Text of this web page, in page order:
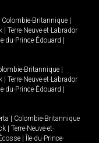
Colombie-Britannique
Terre-Neuve-et-Labrador
Île-du-Prince-Édouard
Britannique
Terre-Neuve-et-Labrador
Île-du-Prince-Édouard
Colombie-Britannique
Terre-Neuve-et-
Île-du-Prince-